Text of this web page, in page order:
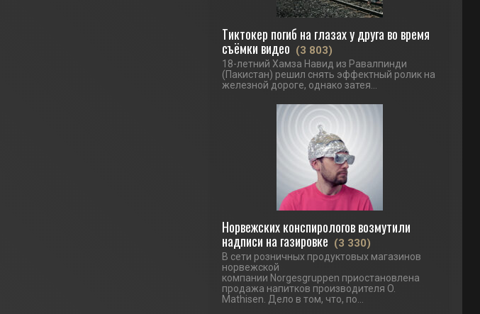
Тиктокер погиб на глазах у друга во время
съёмки видео (3 803)
18-летний Хамза Навид из Равалпинди
(Пакистан) решил снять эффектный ролик на
железной дороге, однако затея...
Норвежских конспирологов возмутили
надписи на газировке (3 330)
В сети розничных продуктовых магазинов
норвежской
компании Norgesgruppen приостановлена
продажа напитков производителя O.
Mathisen. Дело в том, что, по...